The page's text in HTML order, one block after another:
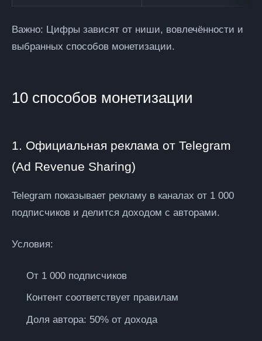
Важно: Цифры зависят от ниши, вовлечённости и
выбранных способов монетизации.
10 способов монетизации
1. Официальная реклама от Telegram
(Ad Revenue Sharing)
Telegram показывает рекламу в каналах от 1 000
подписчиков и делится доходом с авторами.
Условия:
От 1 000 подписчиков
Контент соответствует правилам
Доля автора: 50% от дохода